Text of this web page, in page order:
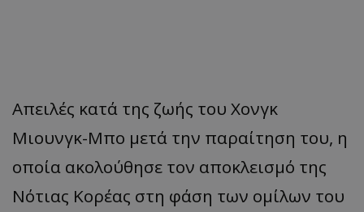
Απειλές κατά της ζωής του Χονγκ
Μιουνγκ-Μπο μετά την παραίτηση του, η
οποία ακολούθησε τον αποκλεισμό της
Νότιας Κορέας στη φάση των ομίλων του